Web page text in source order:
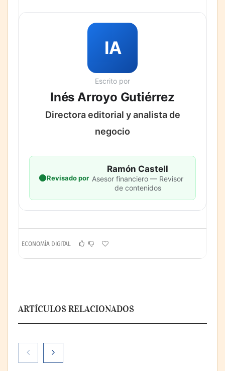
IA
Escrito por
Inés Arroyo Gutiérrez
Directora editorial y analista de
negocio
Revisado por
Ramón Castell
Asesor financiero — Revisor
de contenidos
ECONOMÍA DIGITAL
ARTÍCULOS RELACIONADOS